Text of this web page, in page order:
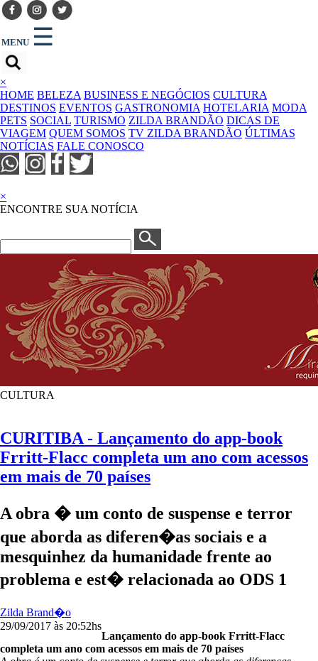
MENU ☰
×
HOME BELEZA BUSINESS E NEGÓCIOS CULTURA
DESTINOS EVENTOS GASTRONOMIA HOTELARIA MODA
PETS SOCIAL TURISMO ZILDA BRANDÃO DICAS DE
VIAGEM QUEM SOMOS TV ZILDA BRANDÃO ÚLTIMAS
NOTÍCIAS FALE CONOSCO
×
ENCONTRE SUA NOTÍCIA
CULTURA
CURITIBA - Lançamento do app-book
Frritt-Flacc completa um ano com acessos
em mais de 70 países
A obra � um conto de suspense e terror
que aborda as diferen�as sociais e a
mesquinhez da humanidade frente ao
problema e est� relacionada ao ODS 1
Zilda Brand�o
29/09/2017 às 20:52hs
Lançamento do app-book Frritt-Flacc
completa um ano com acessos em mais de 70 países